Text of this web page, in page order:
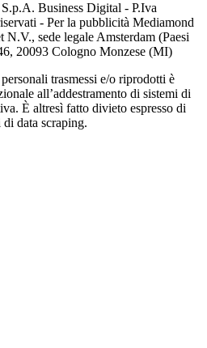
Business Digital - P.Iva
- Per la pubblicità Mediamond
sede legale Amsterdam (Paesi
20093 Cologno Monzese (MI)
trasmessi e/o riprodotti è
all’addestramento di sistemi di
È altresì fatto divieto espresso di
data scraping.